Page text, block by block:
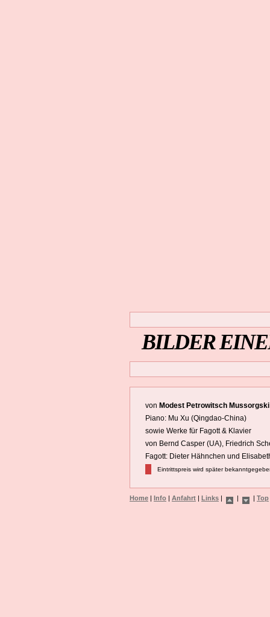
BILDER
von Modest Petrowitsch Mussorgski
Piano: Mu Xu (Qingdao-China)
sowie Werke für Fagott & Klavier
von Bernd Casper (UA), Friedrich
Fagott: Dieter Hähnchen und
Eintrittspreis wird später
Home | Info | Anfahrt | Links | | | Top